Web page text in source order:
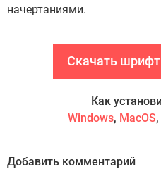
начертаниями.
Скачать
Как
Windows, MacOS,
Добавить комментарий